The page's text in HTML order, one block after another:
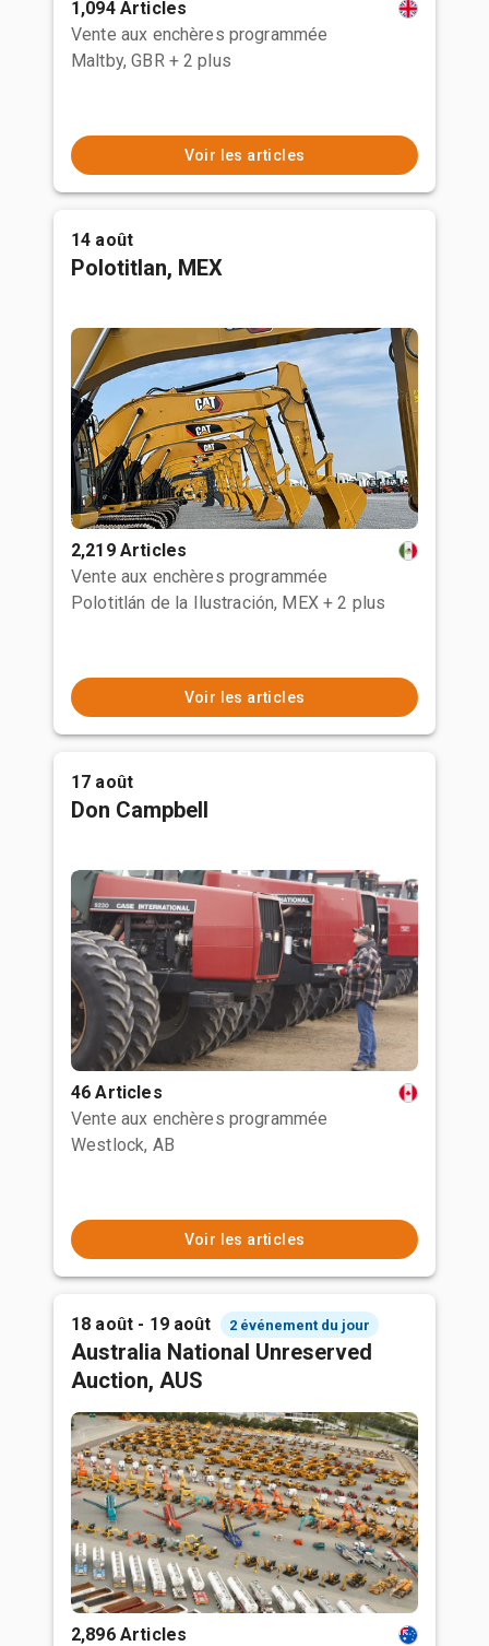
1,094 Articles
Vente aux enchères programmée
Maltby, GBR + 2 plus
Voir les articles
14 août
Polotitlan, MEX
2,219 Articles
Vente aux enchères programmée
Polotitlán de la Ilustración, MEX + 2 plus
Voir les articles
17 août
Don Campbell
46 Articles
Vente aux enchères programmée
Westlock, AB
Voir les articles
18 août - 19 août 2 événement du jour
Australia National Unreserved
Auction, AUS
2,896 Articles